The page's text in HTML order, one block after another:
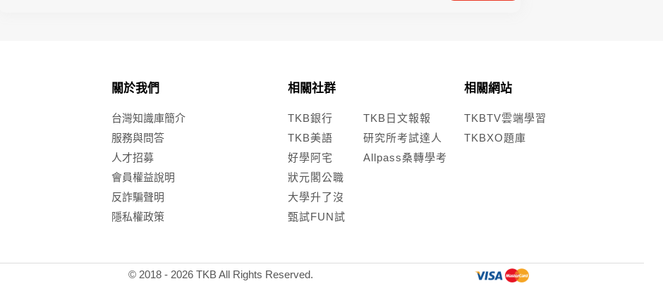
關於我們
台灣知識庫簡介
服務與問答
人才招募
會員權益說明
反詐騙聲明
隱私權政策
相關社群
TKB銀行
TKB美語
好學阿宅
狀元閣公職
大學升了沒
甄試FUN試
TKB日文報報
研究所考試達人
Allpass桑轉學考
相關網站
TKBTV雲端學習
TKBXO題庫
© 2018 - 2026 TKB All Rights Reserved.